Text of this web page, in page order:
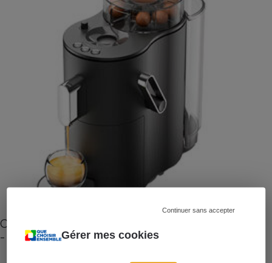
Gérer mes cookies
Continuer sans accepter
Cafetière à capsules zéro déchet CoffeeB (vidéo)
- Premières impressions